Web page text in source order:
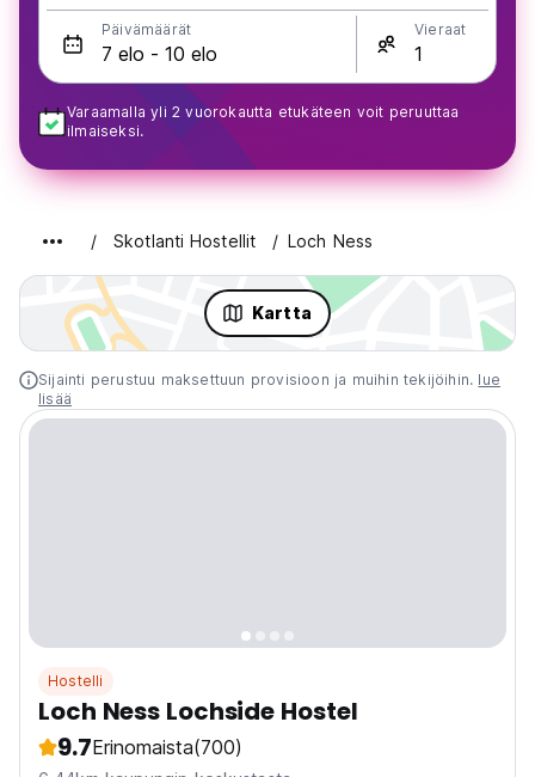
Päivämäärät Vieraat
Varaamalla yli 2 vuorokautta etukäteen voit peruuttaa
ilmaiseksi.
Skotlanti Hostellit Loch Ness
Kartta
Sijainti perustuu maksettuun provisioon ja muihin tekijöihin. lue
lisää
Hostelli
Loch Ness Lochside Hostel
9.7Erinomaista(700)